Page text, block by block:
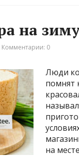
на
Комментарии: 0
Люди
помнят
на